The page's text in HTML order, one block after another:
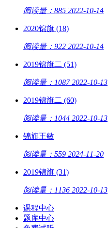
阅读量：885 2022-10-14
2020锦旗 (18)
阅读量：922 2022-10-14
2019锦旗二 (51)
阅读量：1087 2022-10-13
2019锦旗二 (60)
阅读量：1044 2022-10-13
锦旗王敏
阅读量：559 2024-11-20
2019锦旗 (31)
阅读量：1136 2022-10-13
课程中心
题库中心